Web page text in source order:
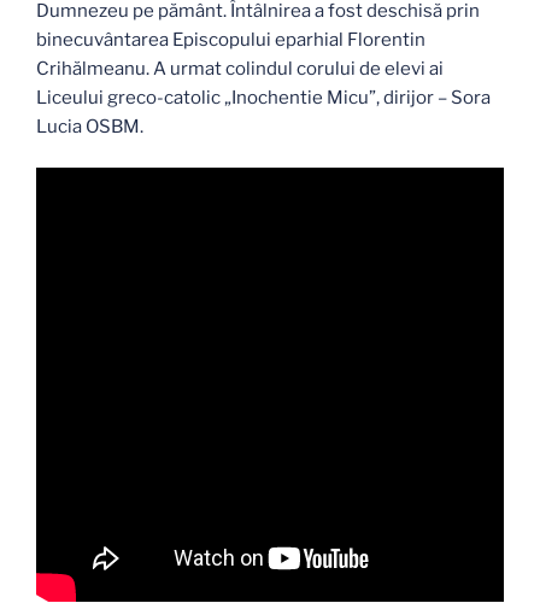
Dumnezeu pe pământ. Întâlnirea a fost deschisă prin
binecuvântarea Episcopului eparhial Florentin
Crihălmeanu. A urmat colindul corului de elevi ai
Liceului greco-catolic „Inochentie Micu”, dirijor – Sora
Lucia OSBM.